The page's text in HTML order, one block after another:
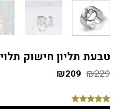
טבעת תליון חישוק תלוי
₪229 המחיר
היה:
₪229.
₪209